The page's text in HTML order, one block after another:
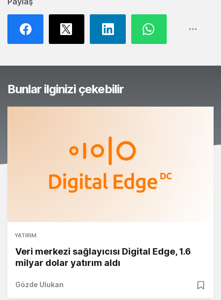
Bunlar ilginizi çekebilir
YATIRIM
Veri merkezi sağlayıcısı Digital Edge, 1.6
milyar dolar yatırım aldı
Gözde Ulukan